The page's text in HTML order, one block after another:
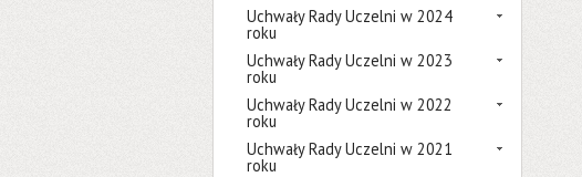
Uchwały Rady Uczelni w 2024
roku
Uchwały Rady Uczelni w 2023
roku
Uchwały Rady Uczelni w 2022
roku
Uchwały Rady Uczelni w 2021
roku